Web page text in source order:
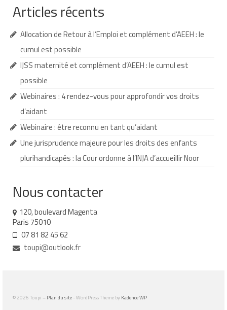
Dossier MDPH
Projet de vie
Demande d’allocations
Demande d’orientation
Autres aides financières
Aides municipales
Aide aux démarches relatives à la
scolarisation
Scolarisation : conseils pour obtenir une
Articles récents
Allocation de Retour à l’Emploi et complément d’AEEH : le
cumul est possible
IJSS maternité et complément d’AEEH : le cumul est
possible
Webinaires : 4 rendez-vous pour approfondir vos droits
d’aidant
Webinaire : être reconnu en tant qu’aidant
Une jurisprudence majeure pour les droits des enfants
plurihandicapés : la Cour ordonne à l’INJA d’accueillir Noor
Nous contacter
120, boulevard Magenta
Paris 75010
07 81 82 45 62
toupi@outlook.fr
© 2026 Toupi – Plan du site - WordPress Theme by Kadence WP